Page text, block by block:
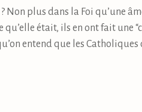
Non plus dans la Foi qu’une
était, ils en ont fait une
entend que les